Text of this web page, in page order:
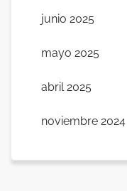
junio 2025
mayo 2025
abril 2025
noviembre 2024